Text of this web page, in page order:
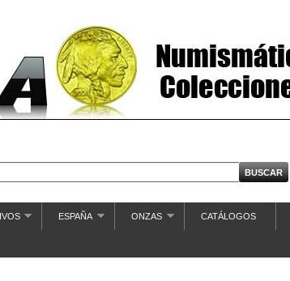
ESPAÑA ONZAS CATÁLOGOS